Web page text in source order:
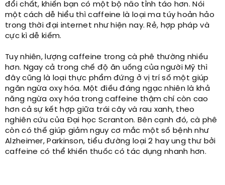
đổi chất, khiến bạn có một bộ não tỉnh táo hơn. Nói
một cách dễ hiểu thì caffeine là loại ma túy hoản hảo
trong thời đại internet như hiện nay. Rẻ, hợp pháp và
cực kì dễ kiếm.
Tuy nhiên, lượng caffeine trong cà phê thường nhiều
hơn. Ngay cả trong chế độ ăn uống của người Mỹ thì
đây cũng là loại thực phẩm đứng ở vị trí số một giúp
ngăn ngừa oxy hóa. Một điều đáng ngạc nhiên là khả
năng ngừa oxy hóa trong caffeine thậm chí còn cao
hơn cả sự kết hợp giữa trái cây và rau xanh, theo
nghiên cứu của Đại học Scranton. Bên cạnh đó, cà phê
còn có thế giúp giảm nguy cơ mắc một số bệnh như
Alzheimer, Parkinson, tiểu đường loại 2 hay ung thư bởi
caffeine có thể khiến thuốc có tác dụng nhanh hơn.